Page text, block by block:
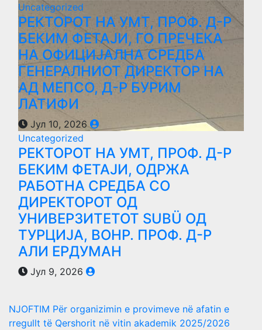
Uncategorized
РЕКТОРОТ НА УМТ, ПРОФ. Д-Р
БЕКИМ ФЕТАЈИ, ГО ПРЕЧЕКА
НА ОФИЦИЈАЛНА СРЕДБА
ГЕНЕРАЛНИОТ ДИРЕКТОР НА
АД МЕПСО, Д-Р БУРИМ
ЛАТИФИ
Јул 10, 2026
Uncategorized
РЕКТОРОТ НА УМТ, ПРОФ. Д-Р
БЕКИМ ФЕТАЈИ, ОДРЖА
РАБОТНА СРЕДБА СО
ДИРЕКТОРОТ ОД
УНИВЕРЗИТЕТОТ SUBÜ ОД
ТУРЦИЈА, ВОНР. ПРОФ. Д-Р
АЛИ ЕРДУМАН
Јул 9, 2026
NJOFTIM Për organizimin e provimeve në afatin e
rregullt të Qershorit në vitin akademik 2025/2026